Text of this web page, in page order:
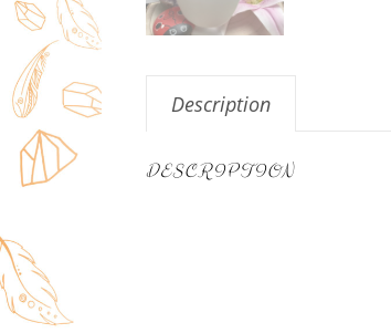
Description
DESCRIPTION